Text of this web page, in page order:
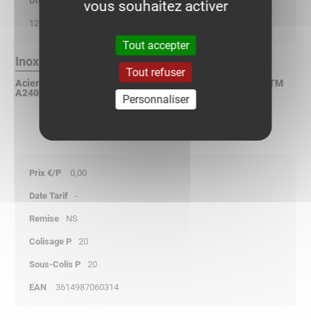
120
Inox 304L Finition :
Acier inoxydable X2CrNi 18-9 suivant NF EN 10088-2 / ASTM
A240 / DIN 17440
0,00
-
NS
20
20
3614987060314
vous souhaitez activer
Tout accepter
Tout refuser
Personnaliser